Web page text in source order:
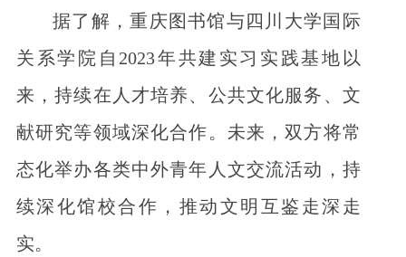
据了解，重庆图书馆与四川大学国际
关系学院自2023年共建实习实践基地以
来，持续在人才培养、公共文化服务、文
献研究等领域深化合作。未来，双方将常
态化举办各类中外青年人文交流活动，持
续深化馆校合作，推动文明互鉴走深走
实。